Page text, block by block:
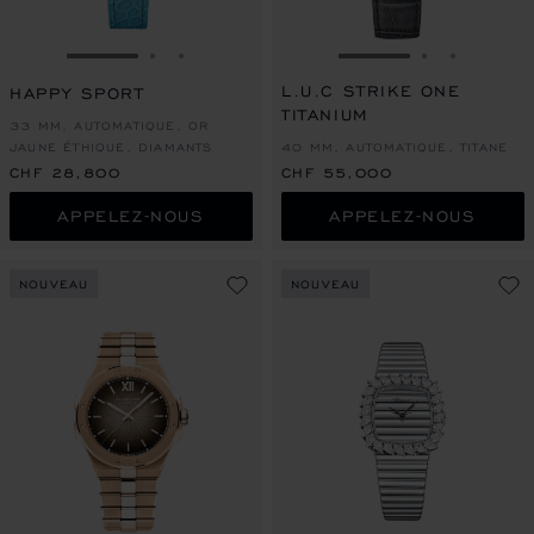
ALLER À LA DIAPOSITIVE 1
ALLER À LA DIAPOSITIVE 2
ALLER À LA DIAPOSITIVE 3
HAPPY SPORT
33 MM, AUTOMATIQUE, OR
JAUNE ÉTHIQUE, DIAMANTS
CHF 28,800
APPELEZ-NOUS
ALLER À LA
L.U.C STRIKE ONE
TITANIUM
40 MM, AUTOMATIQUE, TITANE
CHF 55,000
APPELEZ-NOUS
NOUVEAU NOUVEAU